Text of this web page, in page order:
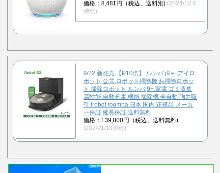
価格：8,481円（税込、送料別) (2024/1/18
時点)
9/22 新発売 【P10倍】 ルンバ j9＋ アイロ
ボット 公式 ロボット掃除機 お掃除ロボッ
ト 掃除ロボット ルンバj9+ 家電 ゴミ収集
高性能 自動充電 機能 掃除機 全自動 強力吸
引 irobot roomba 日本 国内 正規品 メーカ
ー保証 延長保証 送料無料
価格：139,800円（税込、送料無料)
(2024/1/18時点)